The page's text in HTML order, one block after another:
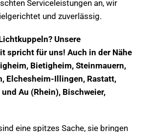
Serviceleistungen an, wir
und zuverlässig.
Unsere
spricht für uns! Auch in der Nähe
Bietigheim, Steinmauern,
Elchesheim-Illingen, Rastatt,
und Au (Rhein), Bischweier,
eine spitzes Sache, sie bringen